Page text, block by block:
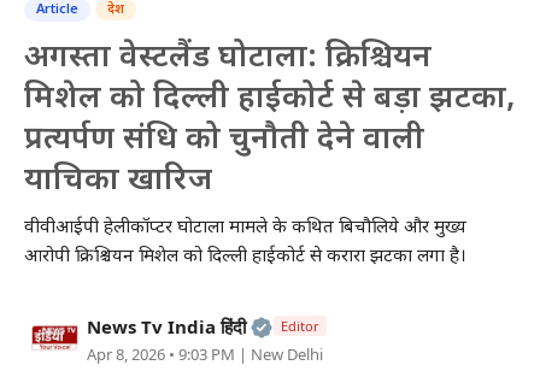
Home
देश
राज्य
ऑटो
मनोरंजन
Article देश
अगस्ता वेस्टलैंड घोटाला: क्रिश्चियन
मिशेल को दिल्ली हाईकोर्ट से बड़ा झटका,
प्रत्यर्पण संधि को चुनौती देने वाली
याचिका खारिज
वीवीआईपी हेलीकॉप्टर घोटाला मामले के कथित बिचौलिये और मुख्य
आरोपी क्रिश्चियन मिशेल को दिल्ली हाईकोर्ट से करारा झटका लगा है।
News Tv India हिंदी Official | Verified Expert • 27
Editor
Apr 8, 2026 • 9:03 PM | New Delhi